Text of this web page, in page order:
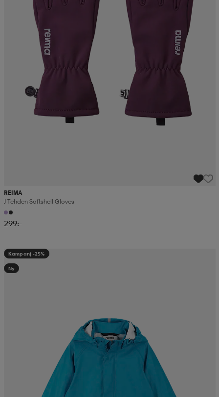
REIMA
J Tehden Softshell Gloves
299:-
Kampanj -25%
Ny